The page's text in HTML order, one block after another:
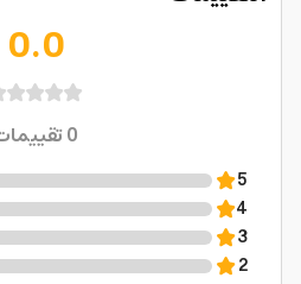
0.0
0
5
4
3
2